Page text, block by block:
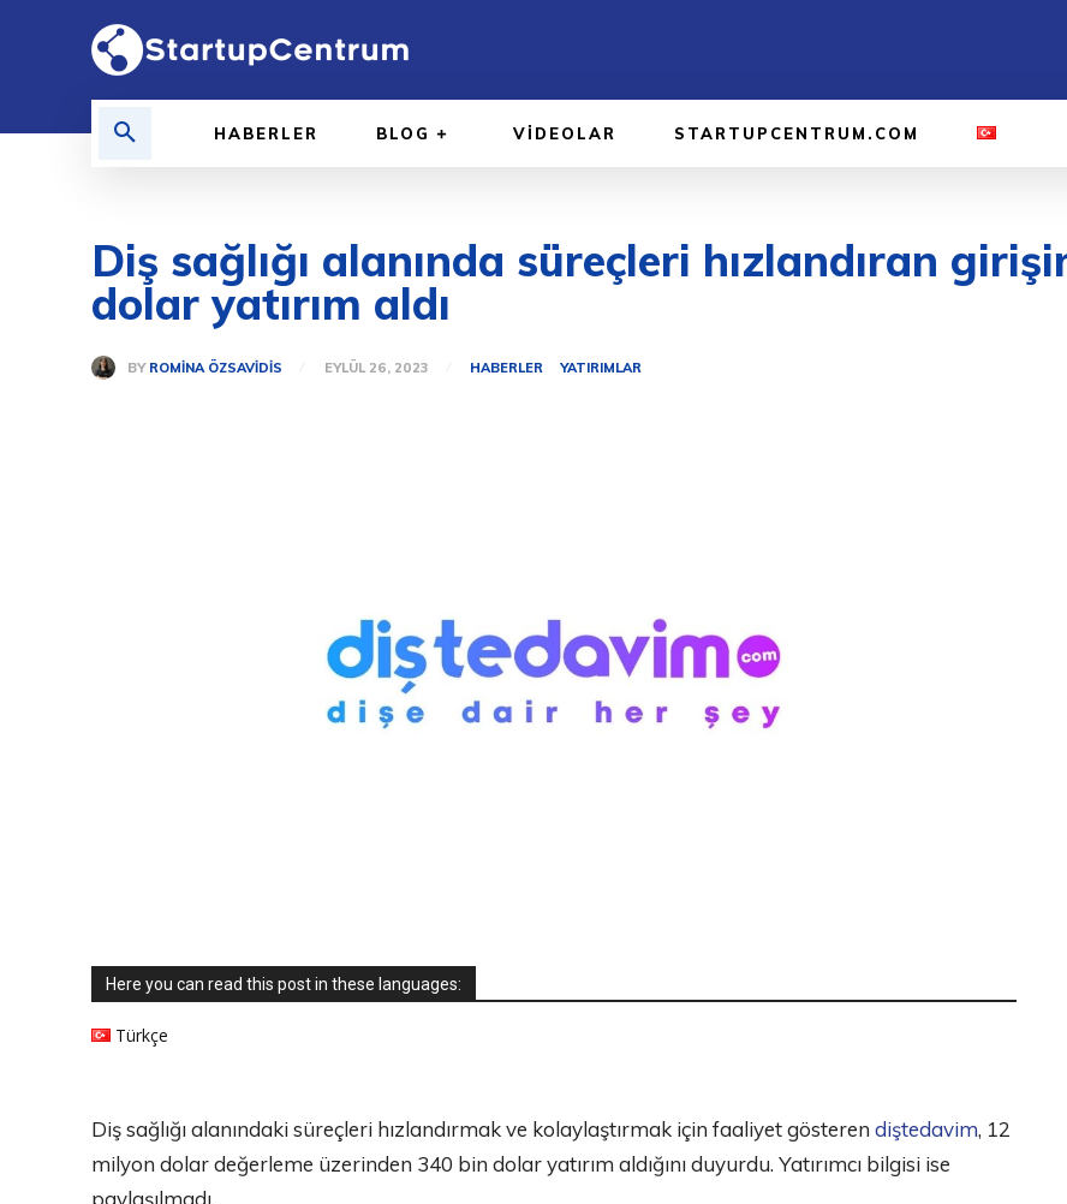
HABERLER BLOG VIDEOLAR STARTUPCENTRUM.COM
Diş sağlığı alanında süreçleri hızlandıran
dolar yatırım aldı
BY ROMINA ÖZSAVIDIS EYLÜL 26, 2023 HABERLER YATIRIMLAR
Here you can read this post in these languages:
Türkçe
Diş sağlığı alanındaki süreçleri hızlandırmak ve kolaylaştırmak için faaliyet gösteren diştedavim, 12
milyon dolar değerleme üzerinden 340 bin dolar yatırım aldığını duyurdu. Yatırımcı bilgisi ise
paylaşılmadı.